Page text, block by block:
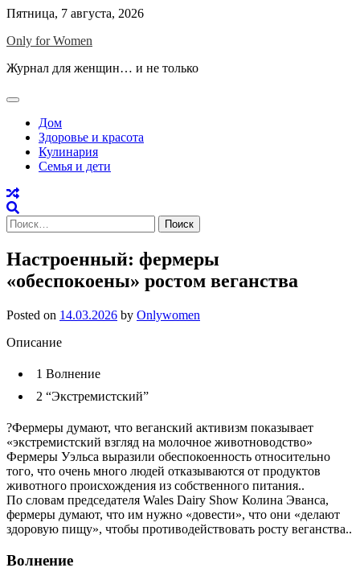
Skip
content
Пятница, 7 августа, 2026
Only for Women
Журнал для женщин… и не только
Дом
Здоровье и красота
Кулинария
Семья и дети
Найти:
Настроенный: фермеры
«обеспокоены» ростом веганства
Posted on 14.03.2026 by Onlywomen
Описание
1 Волнение
2 “Экстремистский”
?Фермеры думают, что веганский активизм показывает
«экстремистский взгляд на молочное животноводство»
Фермеры Уэльса выразили обеспокоенность относительно
того, что очень много людей отказываются от продуктов
животного происхождения из собственного питания..
По словам председателя Wales Dairy Show Колина Эванса,
фермеры думают, что им нужно «довести», что они «делают
здоровую пищу», чтобы противодействовать росту веганства..
Волнение